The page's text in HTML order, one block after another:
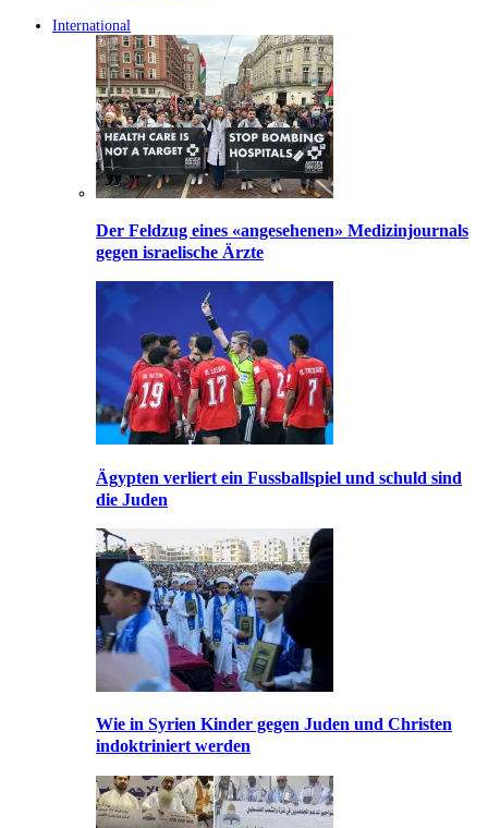
International
Der Feldzug eines «angesehenen» Medizinjournals
gegen israelische Ärzte
Ägypten verliert ein Fussballspiel und schuld sind
die Juden
Wie in Syrien Kinder gegen Juden und Christen
indoktriniert werden